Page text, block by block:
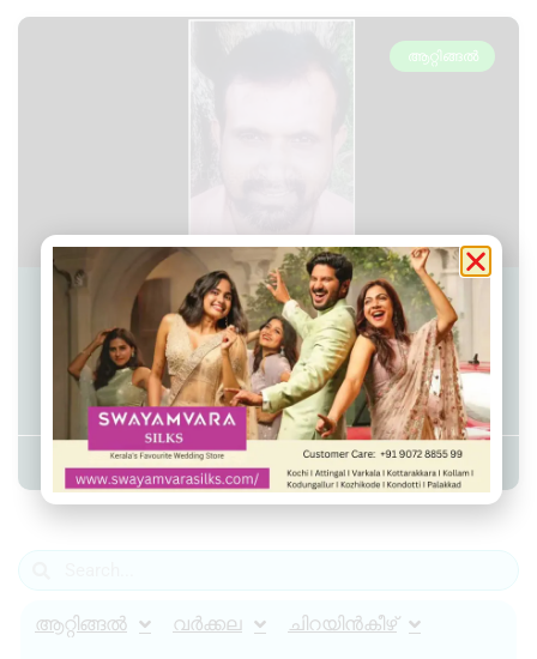
ആറ്റിങ്ങൽ
ആറ്റിങ്ങൽ കൈപ്പറ്റിമുക്കിൽ
ഓട്ടോറിക്ഷ മറിഞ്ഞ് അപകടം;
ഡ്രൈവർ മരിച്ചു
Admin YS August 1, 2025 10:55 pm
ആറ്റിങ്ങൽ വർക്കല ചിറയിൻകീഴ്